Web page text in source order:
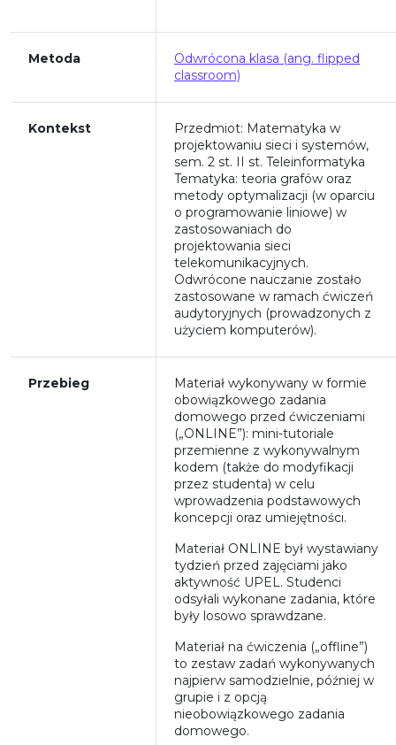
Metoda
Odwrócona klasa (ang. flipped
classroom)
Kontekst
Przedmiot: Matematyka w
projektowaniu sieci i systemów,
sem. 2 st. II st. Teleinformatyka
Tematyka: teoria grafów oraz
metody optymalizacji (w oparciu
o programowanie liniowe) w
zastosowaniach do
projektowania sieci
telekomunikacyjnych.
Odwrócone nauczanie zostało
zastosowane w ramach ćwiczeń
audytoryjnych (prowadzonych z
użyciem komputerów).
Przebieg
Materiał wykonywany w formie
obowiązkowego zadania
domowego przed ćwiczeniami
(„ONLINE”): mini-tutoriale
przemienne z wykonywalnym
kodem (także do modyfikacji
przez studenta) w celu
wprowadzenia podstawowych
koncepcji oraz umiejętności.
Materiał ONLINE był wystawiany
tydzień przed zajęciami jako
aktywność UPEL. Studenci
odsyłali wykonane zadania, które
były losowo sprawdzane.
Materiał na ćwiczenia („offline”)
to zestaw zadań wykonywanych
najpierw samodzielnie, później w
grupie i z opcją
nieobowiązkowego zadania
domowego.